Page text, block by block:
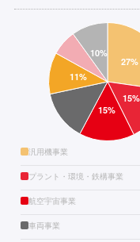
汎用機事業
プラント・環境・鉄構事業
航空宇宙事業
車両事業